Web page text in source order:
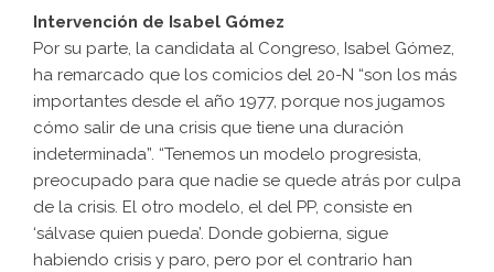
Intervención de Isabel Gómez
Por su parte, la candidata al Congreso, Isabel Gómez,
ha remarcado que los comicios del 20-N “son los más
importantes desde el año 1977, porque nos jugamos
cómo salir de una crisis que tiene una duración
indeterminada”. “Tenemos un modelo progresista,
preocupado para que nadie se quede atrás por culpa
de la crisis. El otro modelo, el del PP, consiste en
‘sálvase quien pueda’. Donde gobierna, sigue
habiendo crisis y paro, pero por el contrario han